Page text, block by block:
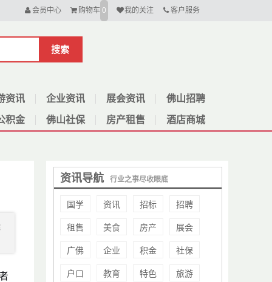
会员中心 购物车 0 我的关注 客户服务
搜索
资讯 企业资讯 展会资讯 佛山招聘
积金 佛山社保 房产租售 酒店商城
资讯导航 行业之事尽收眼底
国学 资讯 招标 招聘
租售 美食 房产 展会
广佛 企业 积金 社保
户口 教育 特色 旅游